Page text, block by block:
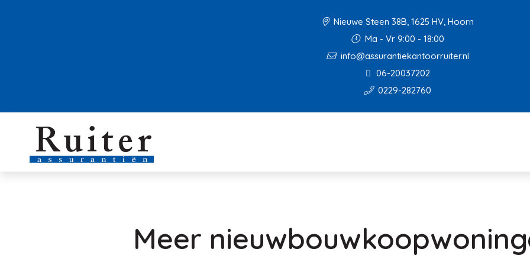
Nieuwe Steen 38B, 1625 HV, Hoorn
Ma - Vr 9:00 - 18:00
info@assurantiekantoorruiter.nl
06-20037202
0229-282760
Meer